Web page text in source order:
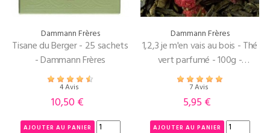
Dammann Frères
Tisane du Berger - 25 sachets
- Dammann Frères
4 Avis
Prix
10,50 €
AJOUTER AU PANIER
Dammann Frères
1,2,3 je m'en vais au bois - Thé
vert parfumé - 100g -
Dammann Frères -
7 Avis
Prix
5,95 €
AJOUTER AU PANIER